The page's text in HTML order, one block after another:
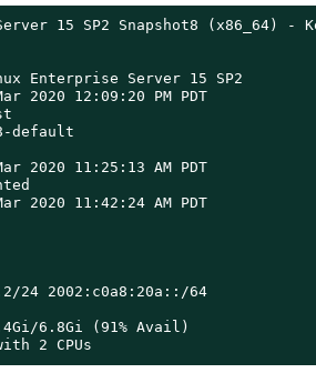
15 SP2 Snapshot8
Server 15 SP2
12:09:20 PM PDT
default
11:25:13 AM PDT
2020 11:42:24 AM PDT
2002:c0a8:20a::/64
6.8Gi (91% Avail)
2 CPUs